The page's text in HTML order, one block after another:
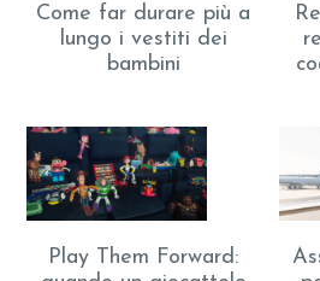
Come far durare più a
lungo i vestiti dei
bambini
Play Them Forward: